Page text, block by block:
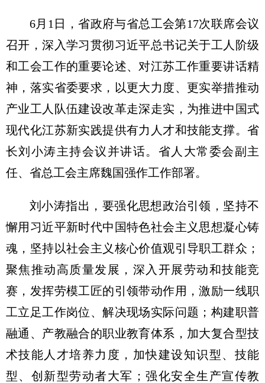
6月1日，省政府与省总工会第17次联席会议
召开，深入学习贯彻习近平总书记关于工人阶级
和工会工作的重要论述、对江苏工作重要讲话精
神，落实省委要求，以更大力度、更实举措推动
产业工人队伍建设改革走深走实，为推进中国式
现代化江苏新实践提供有力人才和技能支撑。省
长刘小涛主持会议并讲话。省人大常委会副主
任、省总工会主席魏国强作工作部署。
刘小涛指出，要强化思想政治引领，坚持不
懈用习近平新时代中国特色社会主义思想凝心铸
魂，坚持以社会主义核心价值观引导职工群众；
聚焦推动高质量发展，深入开展劳动和技能竞
赛，发挥劳模工匠的引领带动作用，激励一线职
工立足工作岗位、解决现场实际问题；构建职普
融通、产教融合的职业教育体系，加大复合型技
术技能人才培养力度，加快建设知识型、技能
型、创新型劳动者大军；强化安全生产宣传教